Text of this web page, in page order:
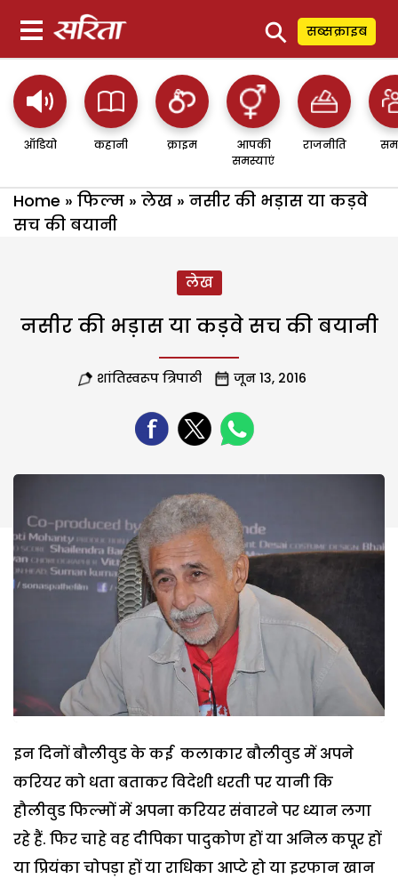
⚲ सब्सक्राइब
ऑडियो कहानी क्राइम
आपकी
समस्याएं
राजनीति
Home » फिल्म » लेख » नसीर की भड़ास या कड़वे
सच की बयानी
लेख
नसीर की भड़ास या कड़वे सच की बयानी
शांतिस्वरूप त्रिपाठी जून 13, 2016
इन दिनों बौलीवुड के कई कलाकार बौलीवुड में अपने
करियर को धता बताकर विदेशी धरती पर यानी कि
हौलीवुड फिल्मों में अपना करियर संवारने पर ध्यान लगा
रहे हैं. फिर चाहे वह दीपिका पादुकोण हों या अनिल कपूर हों
या प्रियंका चोपड़ा हों या राधिका आप्टे हो या इरफान खान